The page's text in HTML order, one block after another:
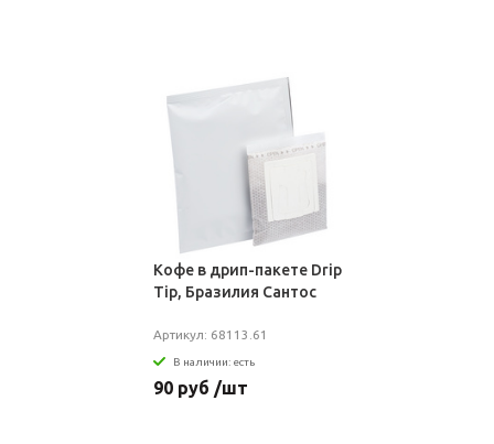
Кофе в дрип-пакете Drip
Tip, Бразилия Сантос
Артикул: 68113.61
В наличии: есть
90 руб /шт